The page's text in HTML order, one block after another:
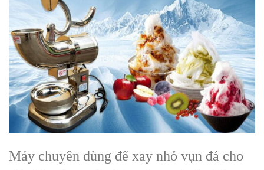
Máy chuyên dùng để xay nhỏ vụn đá cho